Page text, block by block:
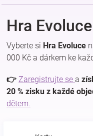
kojenecké
oblečení
Pokojíček
a
kojenecká
Hra Evoluce
Vyberte si Hra Evoluce
000 Kč a dárkem ke
👉 Zaregistrujte se a
20 % zisku z každé
dětem.